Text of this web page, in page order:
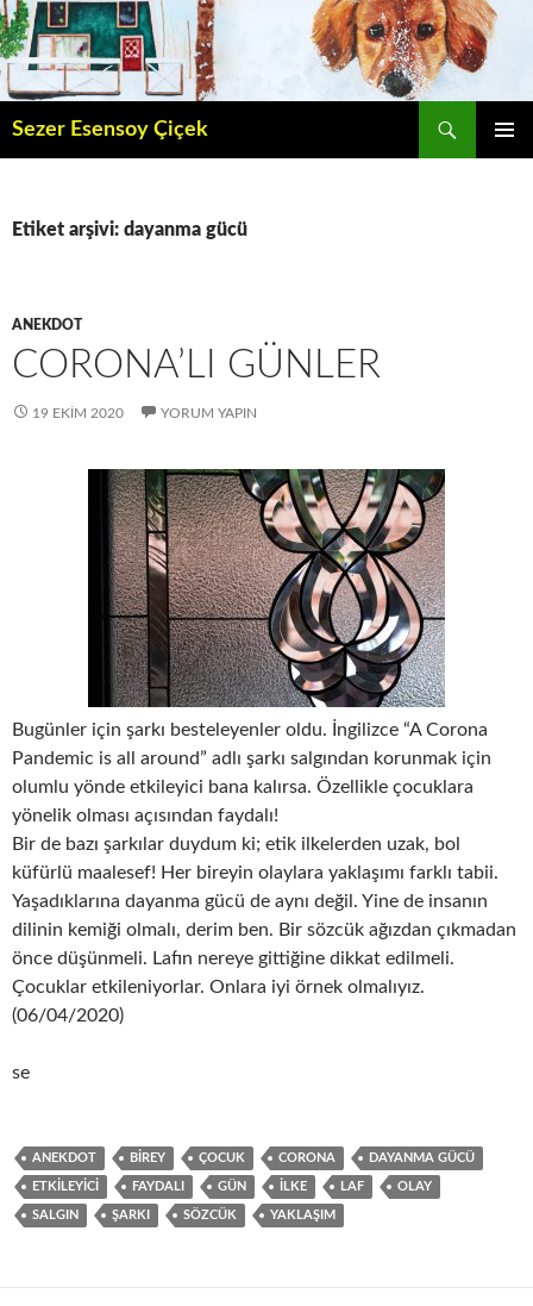
İçeriğe
atla
Sezer Esensoy Çiçek
Etiket arşivi: dayanma gücü
ANEKDOT
CORONA’LI GÜNLER
19 EKIM 2020 YORUM YAPIN
Bugünler için şarkı besteleyenler oldu. İngilizce “A Corona
Pandemic is all around” adlı şarkı salgından korunmak için
olumlu yönde etkileyici bana kalırsa. Özellikle çocuklara
yönelik olması açısından faydalı!
Bir de bazı şarkılar duydum ki; etik ilkelerden uzak, bol
küfürlü maalesef! Her bireyin olaylara yaklaşımı farklı tabii.
Yaşadıklarına dayanma gücü de aynı değil. Yine de insanın
dilinin kemiği olmalı, derim ben. Bir sözcük ağızdan çıkmadan
önce düşünmeli. Lafın nereye gittiğine dikkat edilmeli.
Çocuklar etkileniyorlar. Onlara iyi örnek olmalıyız.
(06/04/2020)
se
ANEKDOT BIREY ÇOCUK CORONA DAYANMA GÜCÜ
ETKILEYICI FAYDALI GÜN ILKE LAF OLAY
SALGIN ŞARKI SÖZCÜK YAKLAŞIM